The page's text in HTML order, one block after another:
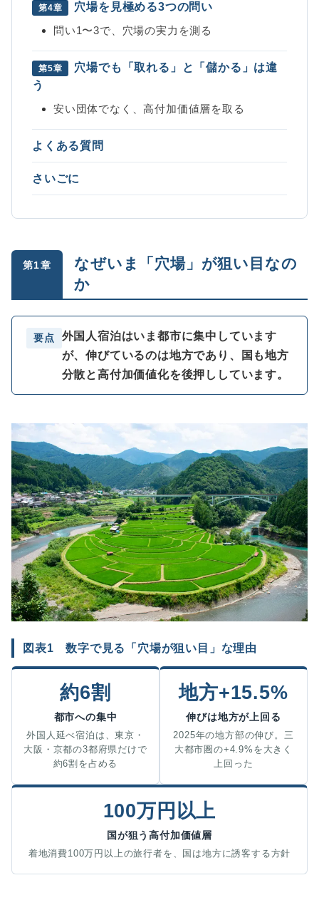
第4章 穴場を見極める3つの問い
問い1〜3で、穴場の実力を測る
第5章
穴場でも「取れる」と「儲かる」は違
う
安い団体でなく、高付加価値層を取る
よくある質問
さいごに
第1章
なぜいま「穴場」が狙い目なの
か
要点
外国人宿泊はいま都市に集中しています
が、伸びているのは地方であり、国も地方
分散と高付加価値化を後押ししています。
図表1 数字で見る「穴場が狙い目」な理由
約6割
都市への集中
外国人延べ宿泊は、東京・
大阪・京都の3都府県だけで
約6割を占める
地方+15.5%
伸びは地方が上回る
2025年の地方部の伸び。三
大都市圏の+4.9%を大きく
上回った
100万円以上
国が狙う高付加価値層
着地消費100万円以上の旅行者を、国は地方に誘客する方針